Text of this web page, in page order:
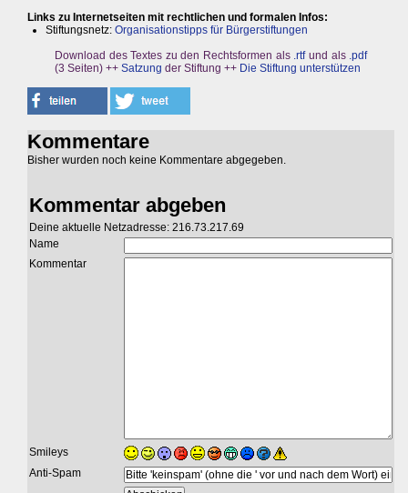
Links zu Internetseiten mit rechtlichen und formalen Infos:
Stiftungsnetz: Organisationstipps für Bürgerstiftungen
Download des Textes zu den Rechtsformen als .rtfund als .pdf
(3 Seiten) ++ Satzung der Stiftung ++ Die Stiftung unterstützen
Kommentare
Bisher wurden noch keine Kommentare abgegeben.
Kommentar abgeben
Deine aktuelle Netzadresse: 216.73.217.69
Name
Kommentar
Smileys
Anti-Spam